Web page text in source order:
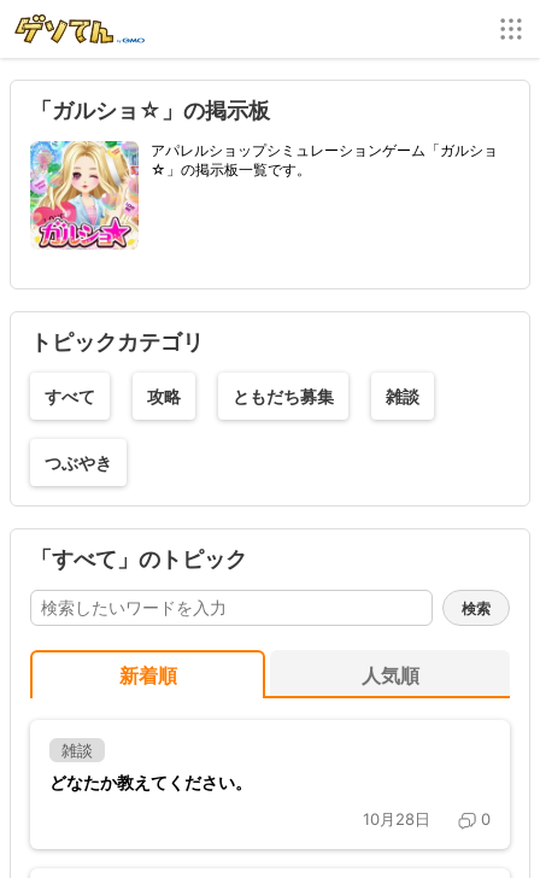
「ガルショ☆」の掲示板
アパレルショップシミュレーションゲーム「ガルショ
☆」の掲示板一覧です。
トピックカテゴリ
すべて 攻略 ともだち募集 雑談
つぶやき
「すべて」のトピック
新着順 人気順
雑談
どなたか教えてください。
10月28日 0